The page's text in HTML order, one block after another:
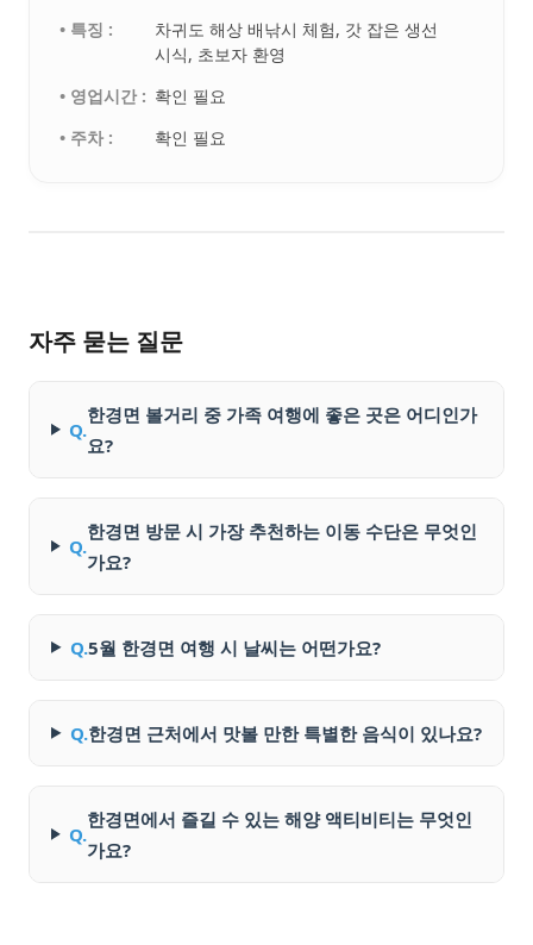
• 특징 :
차귀도 해상 배낚시 체험, 갓 잡은 생선
시식, 초보자 환영
• 영업시간 : 확인 필요
• 주차 :
확인 필요
자주 묻는 질문
Q.
한경면 볼거리 중 가족 여행에 좋은 곳은 어디인가
요?
Q.
한경면 방문 시 가장 추천하는 이동 수단은 무엇인
가요?
Q.5월 한경면 여행 시 날씨는 어떤가요?
Q.한경면 근처에서 맛볼 만한 특별한 음식이 있나요?
Q.
한경면에서 즐길 수 있는 해양 액티비티는 무엇인
가요?